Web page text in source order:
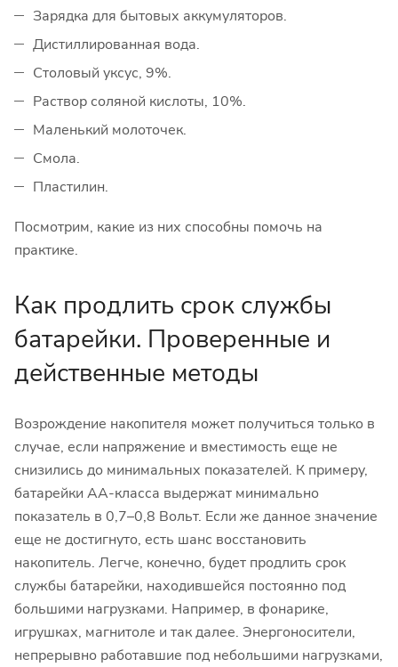
Зарядка для бытовых аккумуляторов.
Дистиллированная вода.
Столовый уксус, 9%.
Раствор соляной кислоты, 10%.
Маленький молоточек.
Смола.
Пластилин.
Посмотрим, какие из них способны помочь на
практике.
Как продлить срок службы
батарейки. Проверенные и
действенные методы
Возрождение накопителя может получиться только в
случае, если напряжение и вместимость еще не
снизились до минимальных показателей. К примеру,
батарейки АА-класса выдержат минимально
показатель в 0,7–0,8 Вольт. Если же данное значение
еще не достигнуто, есть шанс восстановить
накопитель. Легче, конечно, будет продлить срок
службы батарейки, находившейся постоянно под
большими нагрузками. Например, в фонарике,
игрушках, магнитоле и так далее. Энергоносители,
непрерывно работавшие под небольшими нагрузками,